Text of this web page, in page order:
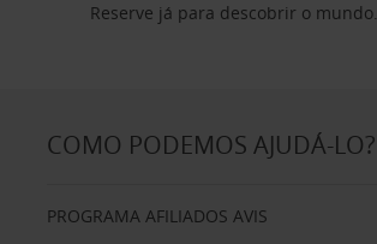
Reserve já para descobrir o mundo.
COMO PODEMOS AJUDÁ-LO?
PROGRAMA AFILIADOS AVIS